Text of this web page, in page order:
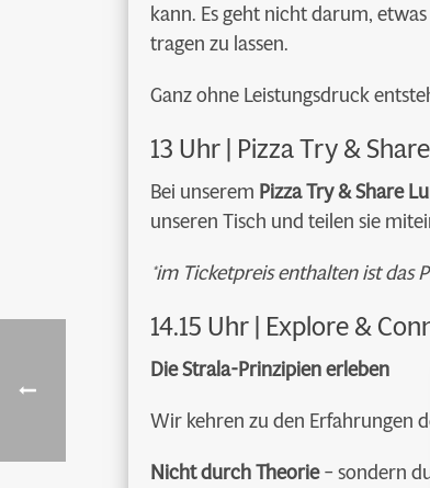
kann. Es geht nicht darum,
tragen zu lassen.
Ganz ohne Leistungsdruck
13 Uhr | Pizza Try &
Bei unserem Pizza Try & Share
unseren Tisch und teilen sie
*im Ticketpreis enthalten ist das
14.15 Uhr | Explore &
Die Strala-Prinzipien erleben
Wir kehren zu den Erfahrungen
Nicht durch Theorie– sondern